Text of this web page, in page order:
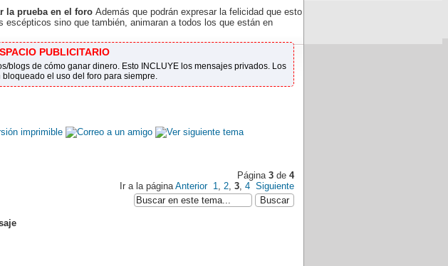
la prueba en el foro Además que podrán expresar la felicidad que esto
sino que también, animaran a todos los que están en
PUBLICITARIO
de cómo ganar dinero. Esto INCLUYE los mensajes privados. Los
el uso del foro para siempre.
Página 3 de 4
Ir a la páginaAnterior 1, 2, 3, 4 Siguiente